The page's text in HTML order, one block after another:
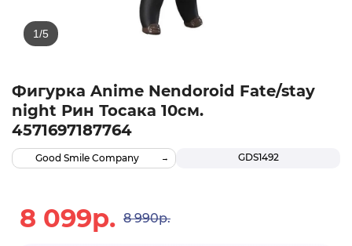
Фигурка Anime Nendoroid Fate/stay
night Рин Тосака 10см.
4571697187764
GDS1492
Good Smile Company
8 099р. 8 990р.